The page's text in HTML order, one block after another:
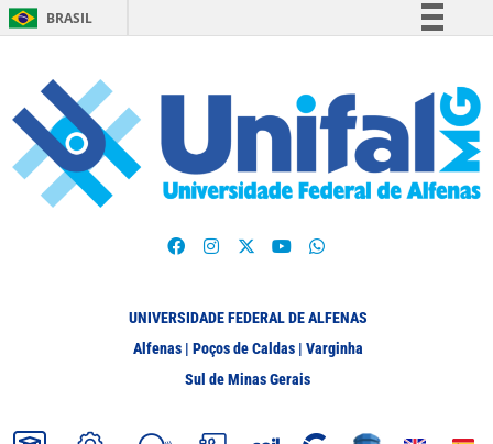
BRASIL
Participe
Acesso à informação
Legislação
UNIVERSIDADE FEDERAL DE ALFENAS
Alfenas | Poços de Caldas | Varginha
Sul de Minas Gerais